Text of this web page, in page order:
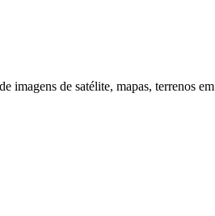
de satélite, mapas, terrenos